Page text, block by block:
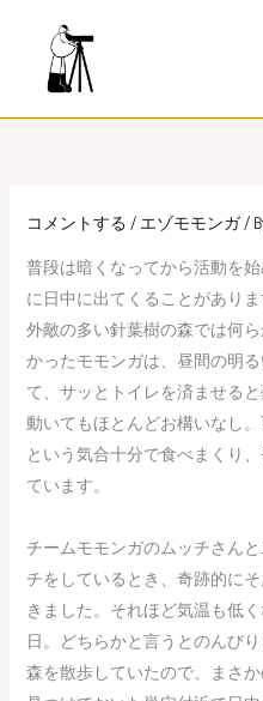
コメントする / エゾモモンガ/
普段は暗くなってから活動を
に日中に出てくることがありま
外敵の多い針葉樹の森では何
かったモモンガは、昼間の明
て、サッとトイレを済ませる
動いてもほとんどお構いなし
という気合十分で食べまくり
ています。
チームモモンガのムッチさん
チをしているとき、奇跡的に
きました。それほど気温も低
日。どちらかと言うとのんび
森を散歩していたので、まさか